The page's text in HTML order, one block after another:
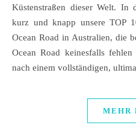
Küstenstraßen dieser Welt. In
kurz und knapp unsere TOP
Ocean Road in Australien, die
Ocean Road keinesfalls
nach einem vollständigen,
MEHR